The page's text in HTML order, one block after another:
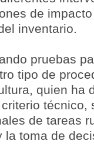
de
inventario.
pruebas
tipo de
quien ha
técnico,
de tareas
la toma de